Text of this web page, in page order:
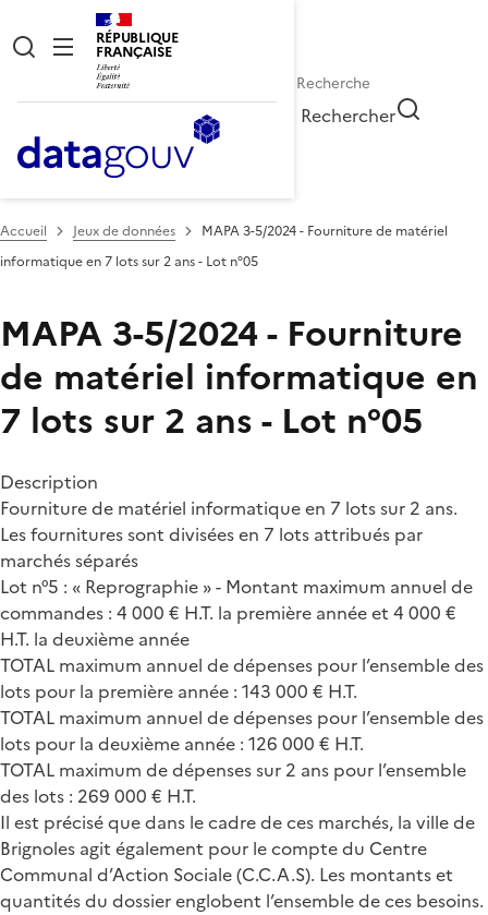
RÉPUBLIQUE
FRANÇAISE
Rechercher
Accueil Jeux de données
MAPA 3-5/2024 - Fourniture de matériel
informatique en 7 lots sur 2 ans - Lot n°05
MAPA 3-5/2024 - Fourniture
de matériel informatique en
7 lots sur 2 ans - Lot n°05
Description
Fourniture de matériel informatique en 7 lots sur 2 ans.
Les fournitures sont divisées en 7 lots attribués par
marchés séparés
Lot n°5 : « Reprographie » - Montant maximum annuel de
commandes : 4 000 € H.T. la première année et 4 000 €
H.T. la deuxième année
TOTAL maximum annuel de dépenses pour l’ensemble des
lots pour la première année : 143 000 € H.T.
TOTAL maximum annuel de dépenses pour l’ensemble des
lots pour la deuxième année : 126 000 € H.T.
TOTAL maximum de dépenses sur 2 ans pour l’ensemble
des lots : 269 000 € H.T.
Il est précisé que dans le cadre de ces marchés, la ville de
Brignoles agit également pour le compte du Centre
Communal d’Action Sociale (C.C.A.S). Les montants et
quantités du dossier englobent l’ensemble de ces besoins.